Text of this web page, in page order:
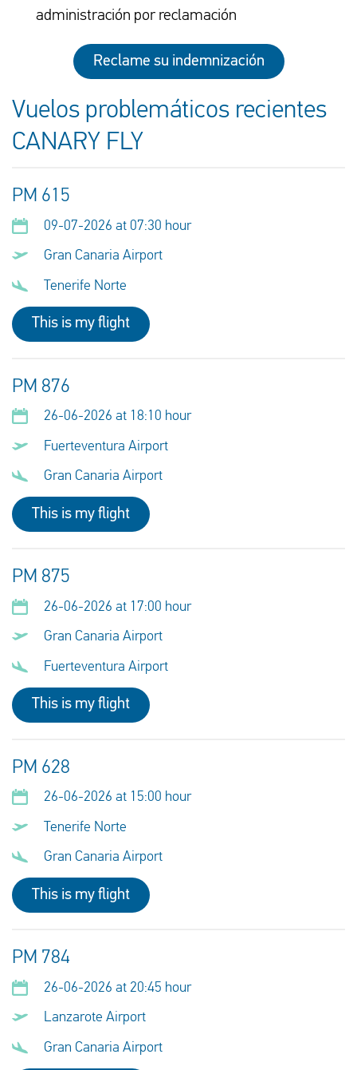
administración por reclamación
Reclame su indemnización
Vuelos problemáticos recientes
CANARY FLY
PM 615
09-07-2026 at 07:30 hour
Gran Canaria Airport
Tenerife Norte
This is my flight
PM 876
26-06-2026 at 18:10 hour
Fuerteventura Airport
Gran Canaria Airport
This is my flight
PM 875
26-06-2026 at 17:00 hour
Gran Canaria Airport
Fuerteventura Airport
This is my flight
PM 628
26-06-2026 at 15:00 hour
Tenerife Norte
Gran Canaria Airport
This is my flight
PM 784
26-06-2026 at 20:45 hour
Lanzarote Airport
Gran Canaria Airport